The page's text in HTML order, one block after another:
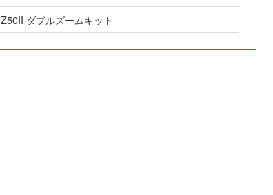
Z50II ダブルズームキット